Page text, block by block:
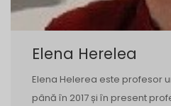
Elena Herelea
Elena Helerea este profesor
până în 2017 și în present